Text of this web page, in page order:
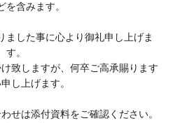
を含みます。
ました事に心より御礼申し上げま
す。
致しますが、何卒ご高承賜ります
し上げます。
せは添付資料をご確認ください。